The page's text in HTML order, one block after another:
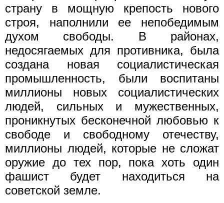
страну в мощную крепость нового
строя, наполнили ее непобедимым
духом свободы. В районах,
недосягаемых для противника, была
создана новая социалистическая
промышленность, были воспитаны
миллионы новых социалистических
людей, сильных и мужественных,
проникнутых бесконечной любовью к
свободе и свободному отечеству,
миллионы людей, которые не сложат
оружие до тех пор, пока хоть один
фашист будет находиться на
советской земле.